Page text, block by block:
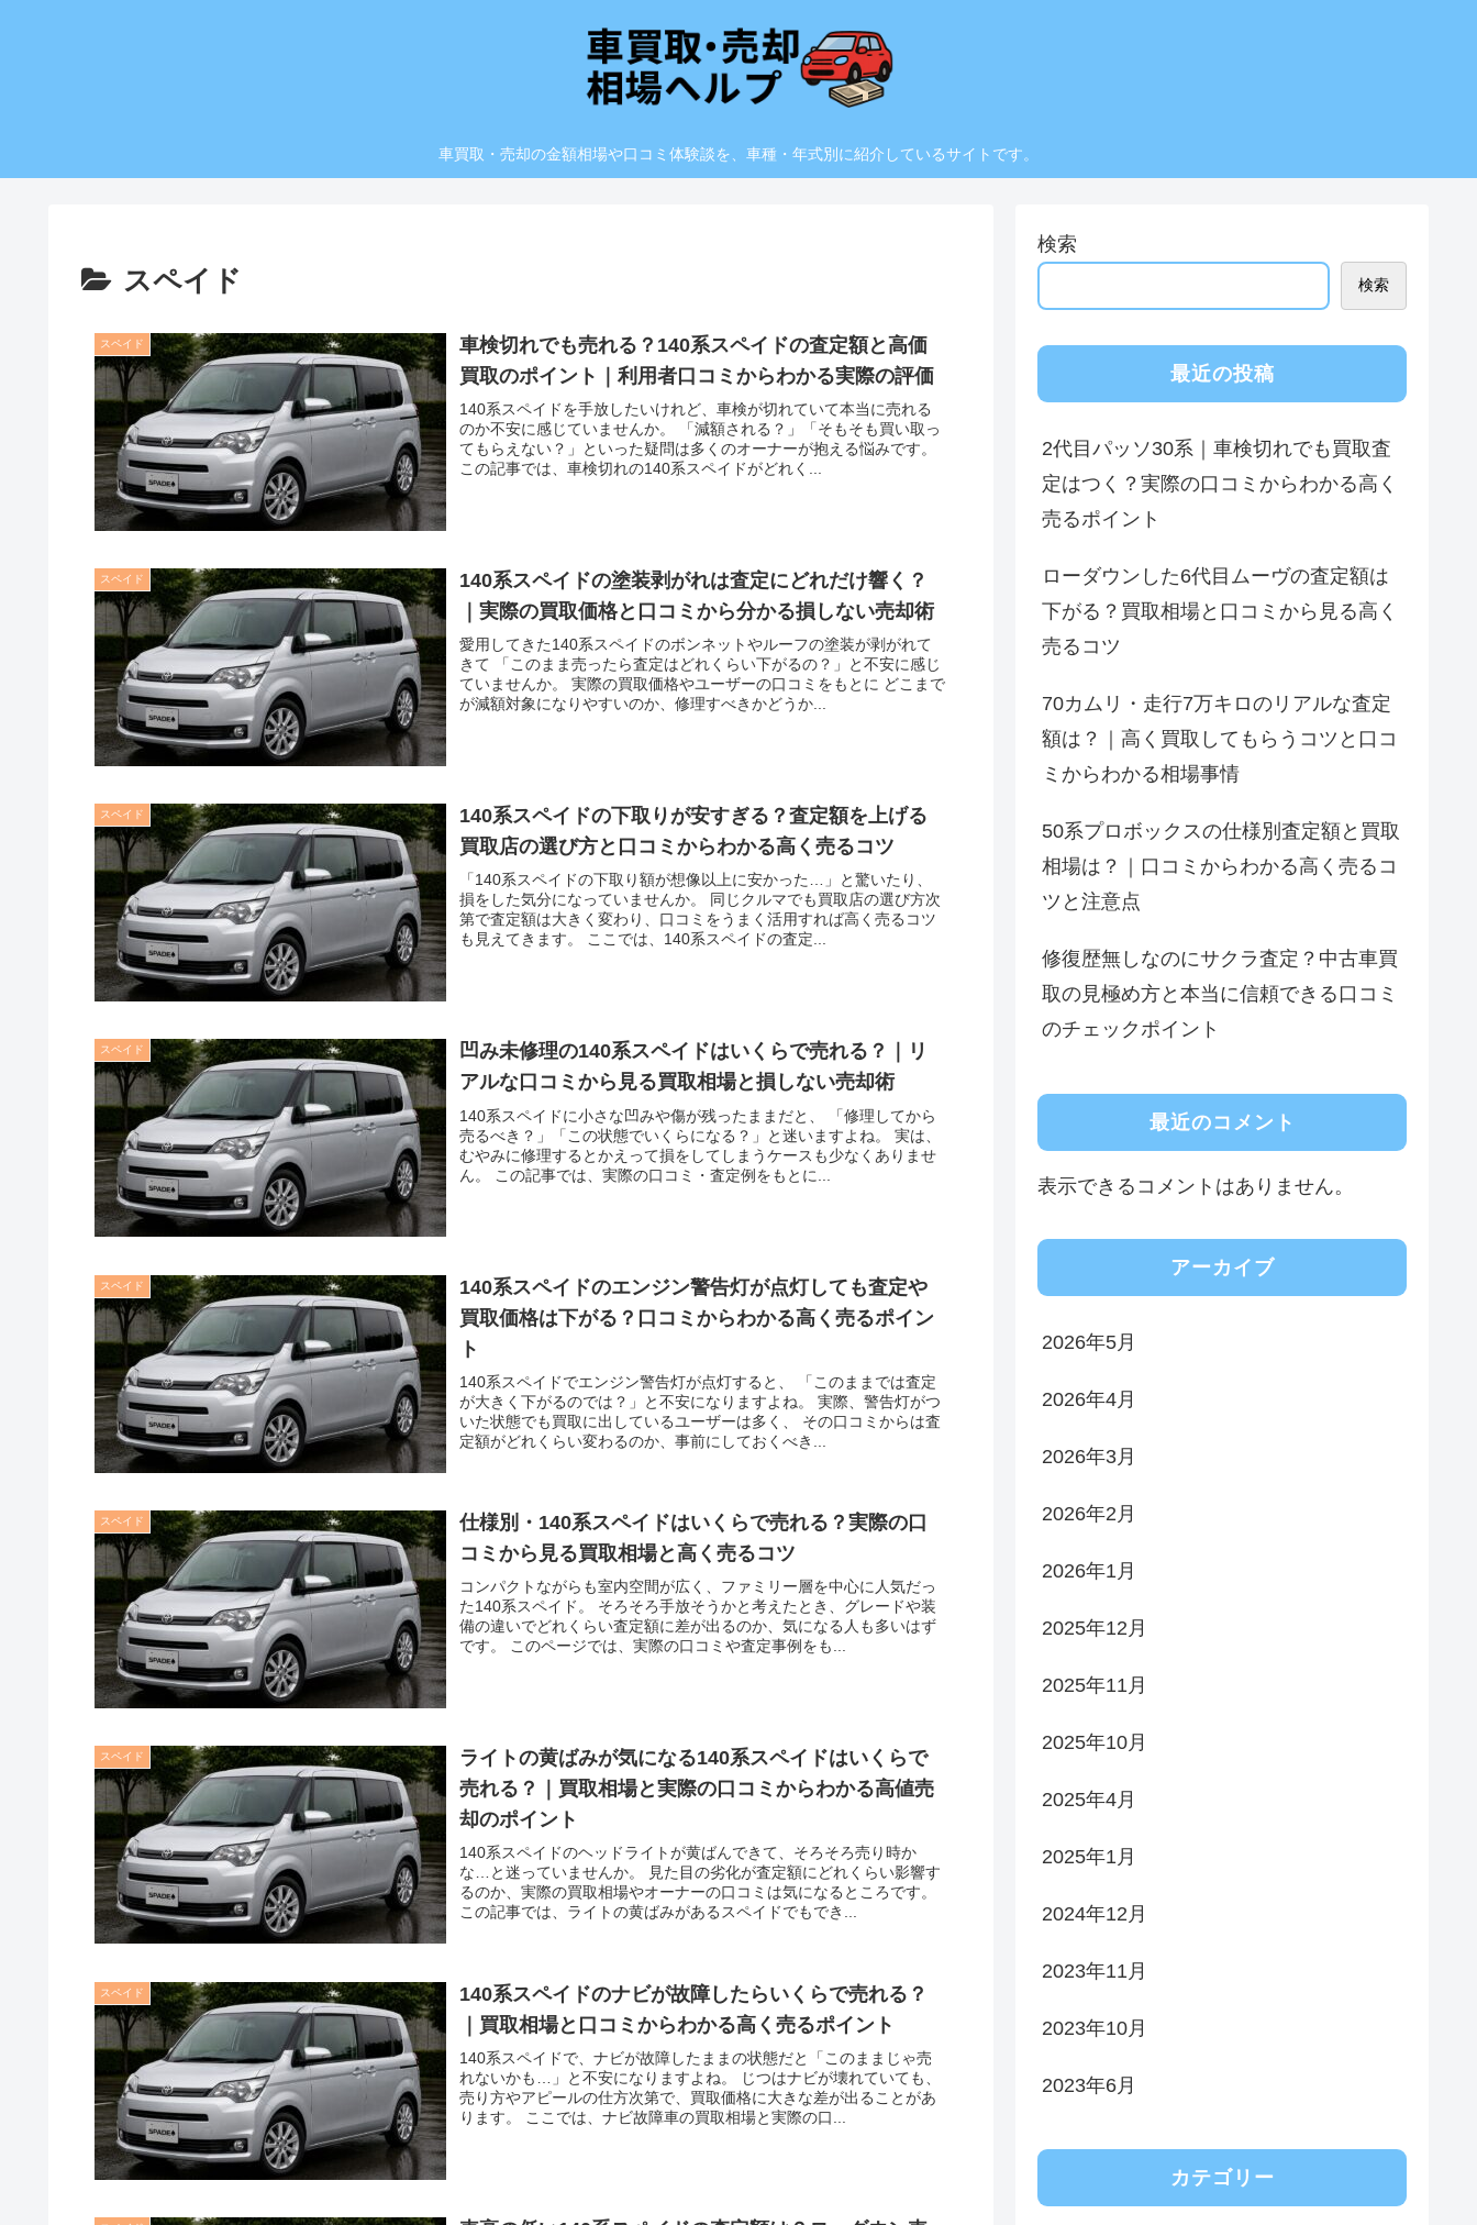
車買取・売却の金額相場や口コミ体験談を、車種・年式別に紹介しているサイトです。
スペイド
スペイド
車検切れでも売れる？140系スペイドの査定額と高価
買取のポイント｜利用者口コミからわかる実際の評価
140系スペイドを手放したいけれど、車検が切れていて本当に売れる
のか不安に感じていませんか。 「減額される？」「そもそも買い取っ
てもらえない？」といった疑問は多くのオーナーが抱える悩みです。
この記事では、車検切れの140系スペイドがどれく...
スペイド
140系スペイドの塗装剥がれは査定にどれだけ響く？
｜実際の買取価格と口コミから分かる損しない売却術
愛用してきた140系スペイドのボンネットやルーフの塗装が剥がれて
きて 「このまま売ったら査定はどれくらい下がるの？」と不安に感じ
ていませんか。 実際の買取価格やユーザーの口コミをもとに どこまで
が減額対象になりやすいのか、修理すべきかどうか...
スペイド
140系スペイドの下取りが安すぎる？査定額を上げる
買取店の選び方と口コミからわかる高く売るコツ
「140系スペイドの下取り額が想像以上に安かった…」と驚いたり、
損をした気分になっていませんか。 同じクルマでも買取店の選び方次
第で査定額は大きく変わり、口コミをうまく活用すれば高く売るコツ
も見えてきます。 ここでは、140系スペイドの査定...
スペイド
凹み未修理の140系スペイドはいくらで売れる？｜リ
アルな口コミから見る買取相場と損しない売却術
140系スペイドに小さな凹みや傷が残ったままだと、 「修理してから
売るべき？」「この状態でいくらになる？」と迷いますよね。 実は、
むやみに修理するとかえって損をしてしまうケースも少なくありませ
ん。 この記事では、実際の口コミ・査定例をもとに...
スペイド
140系スペイドのエンジン警告灯が点灯しても査定や
買取価格は下がる？口コミからわかる高く売るポイン
ト
140系スペイドでエンジン警告灯が点灯すると、 「このままでは査定
が大きく下がるのでは？」と不安になりますよね。 実際、警告灯がつ
いた状態でも買取に出しているユーザーは多く、 その口コミからは査
定額がどれくらい変わるのか、事前にしておくべき...
スペイド
仕様別・140系スペイドはいくらで売れる？実際の口
コミから見る買取相場と高く売るコツ
コンパクトながらも室内空間が広く、ファミリー層を中心に人気だっ
た140系スペイド。 そろそろ手放そうかと考えたとき、グレードや装
備の違いでどれくらい査定額に差が出るのか、気になる人も多いはず
です。 このページでは、実際の口コミや査定事例をも...
スペイド
ライトの黄ばみが気になる140系スペイドはいくらで
売れる？｜買取相場と実際の口コミからわかる高値売
却のポイント
140系スペイドのヘッドライトが黄ばんできて、そろそろ売り時か
な…と迷っていませんか。 見た目の劣化が査定額にどれくらい影響す
るのか、実際の買取相場やオーナーの口コミは気になるところです。
この記事では、ライトの黄ばみがあるスペイドでもでき...
スペイド
140系スペイドのナビが故障したらいくらで売れる？
｜買取相場と口コミからわかる高く売るポイント
140系スペイドで、ナビが故障したままの状態だと「このままじゃ売
れないかも…」と不安になりますよね。 じつはナビが壊れていても、
売り方やアピールの仕方次第で、買取価格に大きな差が出ることがあ
ります。 ここでは、ナビ故障車の買取相場と実際の口...
検索
検索
最近の投稿
2代目パッソ30系｜車検切れでも買取査
定はつく？実際の口コミからわかる高く
売るポイント
ローダウンした6代目ムーヴの査定額は
下がる？買取相場と口コミから見る高く
売るコツ
70カムリ・走行7万キロのリアルな査定
額は？｜高く買取してもらうコツと口コ
ミからわかる相場事情
50系プロボックスの仕様別査定額と買取
相場は？｜口コミからわかる高く売るコ
ツと注意点
修復歴無しなのにサクラ査定？中古車買
取の見極め方と本当に信頼できる口コミ
のチェックポイント
最近のコメント
表示できるコメントはありません。
アーカイブ
2026年5月
2026年4月
2026年3月
2026年2月
2026年1月
2025年12月
2025年11月
2025年10月
2025年4月
2025年1月
2024年12月
2023年11月
2023年10月
2023年6月
カテゴリー